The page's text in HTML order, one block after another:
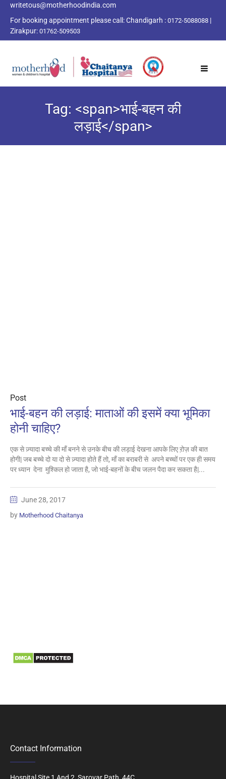
writetous@motherhoodindia.com
For booking appointment please call:Chandigarh : 0172-5088088 |
Zirakpur: 01762-509503
Tag: <span>भाई-बहन की
लड़ाई</span>
Post
भाई-बहन की लड़ाई: माताओं की इसमें क्या भूमिका
होनी चाहिए?
एक से ज़्यादा बच्चे की माँ बनने से उनके बीच की लड़ाई देखना आपके लिए ऱोज़ की बात
होगी| जब बच्चे दो या दो से ज़्यादा होते हैं तो, माँ का बराबरी से अपने बच्चों पर एक ही समय
पर ध्यान देना मुश्किल हो जाता है, जो भाई-बहनों के बीच जलन पैदा कर सकता है|...
June 28, 2017
by Motherhood Chaitanya
Contact Information